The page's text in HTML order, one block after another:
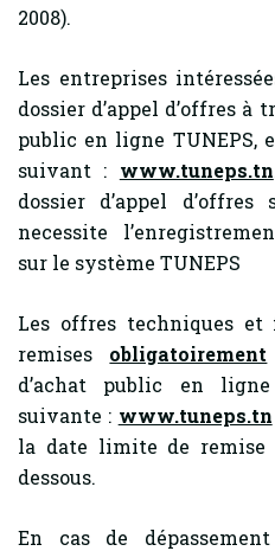
2008).
Les entreprises
dossier d’appel d’offres à
public en ligne TUNEPS,
suivant : www.tuneps.tn
dossier d’appel
necessite
sur le système TUNEPS
Les offres techniques
remises obligatoirement
d’achat public en ligne
suivante : www.tuneps.tn
la date limite de remise
dessous.
En cas de